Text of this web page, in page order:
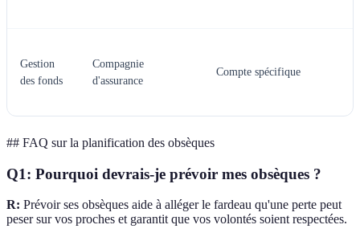
Gestion
des fonds
Compagnie
d'assurance
Compte spécifique
## FAQ sur la planification des obsèques
Q1: Pourquoi devrais-je prévoir mes obsèques ?
R: Prévoir ses obsèques aide à alléger le fardeau qu'une perte peut
peser sur vos proches et garantit que vos volontés soient respectées.